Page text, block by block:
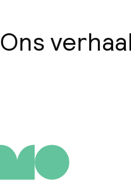
Ons verhaal